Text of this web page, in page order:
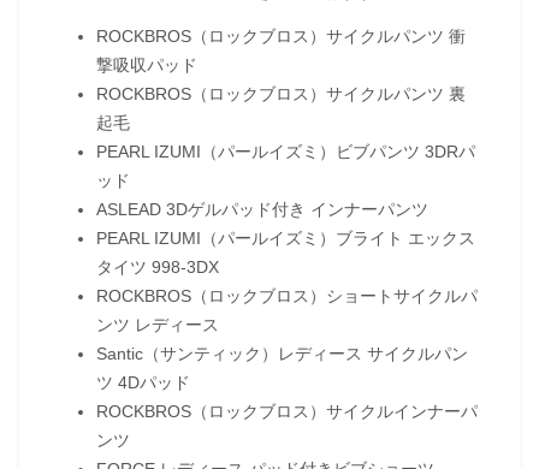
ROCKBROS（ロックブロス）サイクルパンツ 衝
撃吸収パッド
ROCKBROS（ロックブロス）サイクルパンツ 裏
起毛
PEARL IZUMI（パールイズミ）ビブパンツ 3DRパ
ッド
ASLEAD 3Dゲルパッド付き インナーパンツ
PEARL IZUMI（パールイズミ）ブライト エックス
タイツ 998-3DX
ROCKBROS（ロックブロス）ショートサイクルパ
ンツ レディース
Santic（サンティック）レディース サイクルパン
ツ 4Dパッド
ROCKBROS（ロックブロス）サイクルインナーパ
ンツ